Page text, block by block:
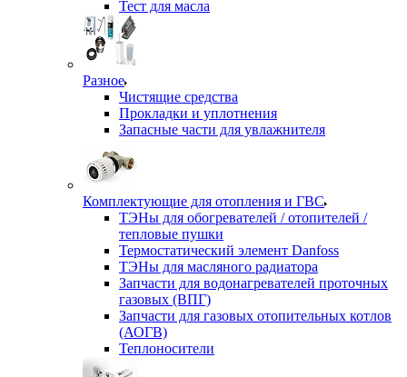
Тест для масла
Разное
Чистящие средства
Прокладки и уплотнения
Запасные части для увлажнителя
Комплектующие для отопления и ГВС
ТЭНы для обогревателей / отопителей /
тепловые пушки
Термостатический элемент Danfoss
ТЭНы для масляного радиатора
Запчасти для водонагревателей проточных
газовых (ВПГ)
Запчасти для газовых отопительных котлов
(АОГВ)
Теплоносители